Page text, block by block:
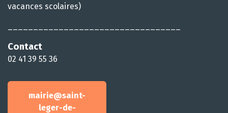
vacances scolaires)
Contact
02 41 39 55 36
mairie@saint-
leger-de-